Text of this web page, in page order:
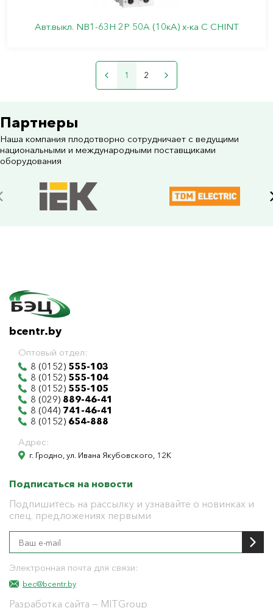
Авт.выкл. NB1-63H 2P 50A (10кА) х-ка C CHINT
1 2
Партнеры
Наша компания плодотворно сотрудничает с ведущими
национальными и международными поставщиками
оборудования
bcentr.by
Оптовый отдел:
8 (0152) 555-103
8 (0152) 555-104
8 (0152) 555-105
8 (029) 889-46-41
8 (044) 741-46-41
8 (0152) 654-888
Адрес:
г. Гродно, ул. Ивана Якубовского, 12К
Подписаться на новости
Подпишитесь на рассылку и узнавайте о новинках и
спец. предложениях первыми
Электронная почта для связи:
bec@bcentr.by
Разработка сайта — MITGroup